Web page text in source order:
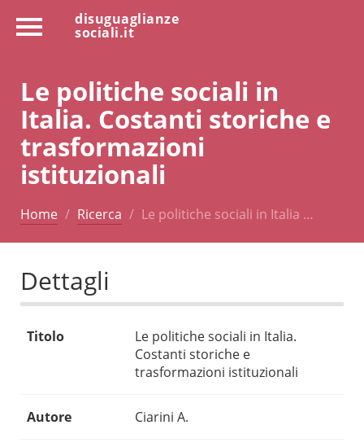
disuguaglianze
sociali.it
Le politiche sociali in
Italia. Costanti storiche e
trasformazioni
istituzionali
Home Ricerca Le politiche sociali in Italia …
Dettagli
Titolo
Le politiche sociali in Italia.
Costanti storiche e
trasformazioni istituzionali
Autore Ciarini A.